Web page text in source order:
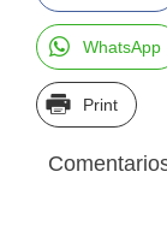
WhatsApp
Print